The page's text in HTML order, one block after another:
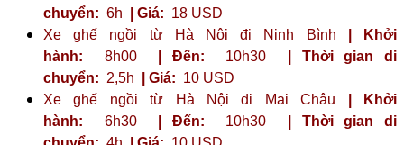
chuyển: 6h | Giá: 18 USD
Xe ghế ngồi từ Hà Nội đi Ninh Bình
| Khởi
hành: 8h00 | Đến: 10h30
| Thời gian di
chuyển: 2,5h | Giá: 10 USD
Xe ghế ngồi từ Hà Nội đi Mai Châu
| Khởi
hành: 6h30 | Đến: 10h30
| Thời gian di